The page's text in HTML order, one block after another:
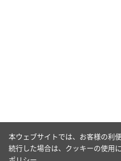
本ウェブサイトでは、お客様の利
続行した場合は、クッキーの使用